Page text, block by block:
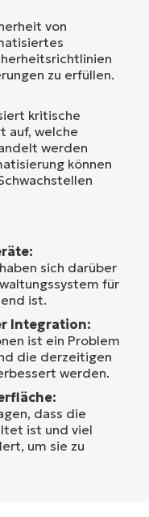
von
zu erfüllen.
kritische
auf, welche
werden
können
sich darüber
für
ist.
Integration:
ist ein Problem
die derzeitigen
werden.
dass die
ist und viel
um sie zu